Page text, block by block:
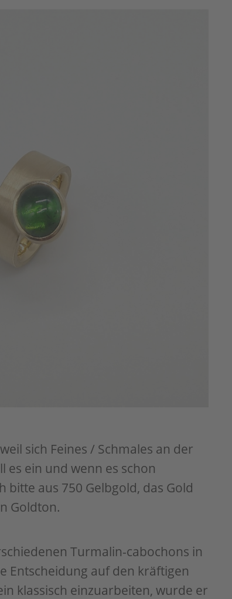
sich Feines / Schmales an der
es ein und wenn es schon
bitte aus 750 Gelbgold, das Gold
Goldton.
Turmalin-cabochons in
Entscheidung auf den kräftigen
klassisch einzuarbeiten, wurde er